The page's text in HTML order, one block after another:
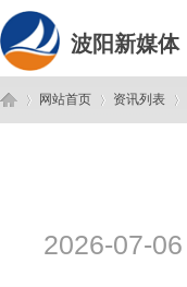
波阳新媒体
网站首页 资讯列表
2026-07-06